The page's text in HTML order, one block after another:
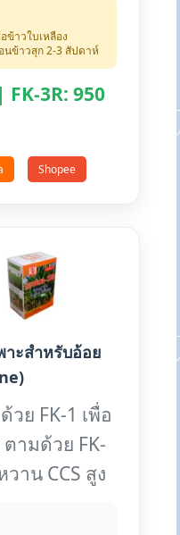
ข้าวใบเหลือง
นข้าวสุก 2-3 สัปดาห์
FK-3R: 950
Shopee
าะสำหรับอ้อย
ย FK-1 เพื่อ
ามด้วย FK-
าน CCS สูง